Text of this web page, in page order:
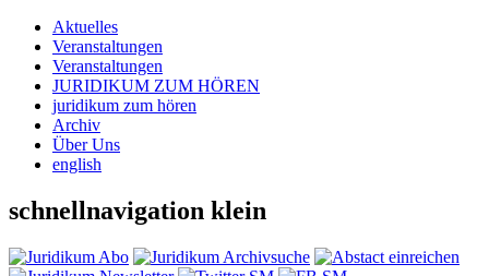
Aktuelles
Veranstaltungen
Veranstaltungen
JURIDIKUM ZUM HÖREN
juridikum zum hören
Archiv
Über Uns
english
schnellnavigation klein